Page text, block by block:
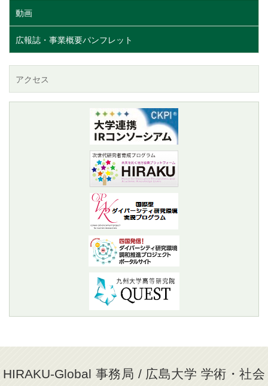
動画
広報誌・事業概要パンフレット
アクセス
HIRAKU-Global 事務局 / 広島大学 学術・社会